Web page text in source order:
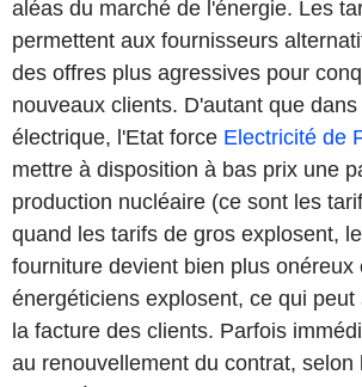
aléas du marché de l'énergie. Les
permettent aux fournisseurs
des offres plus agressives pour
nouveaux clients. D'autant que
électrique, l'Etat force Electricité de
mettre à disposition à bas prix une
production nucléaire (ce sont les
quand les tarifs de gros explosent,
fourniture devient bien plus onéreux
énergéticiens explosent, ce qui
la facture des clients. Parfois
au renouvellement du contrat, selon